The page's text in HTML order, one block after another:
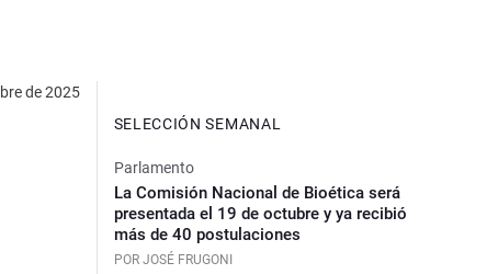
de 2025
SELECCIÓN SEMANAL
Parlamento
La Comisión Nacional de Bioética será
presentada el 19 de octubre y ya recibió
más de 40 postulaciones
POR JOSÉ FRUGONI